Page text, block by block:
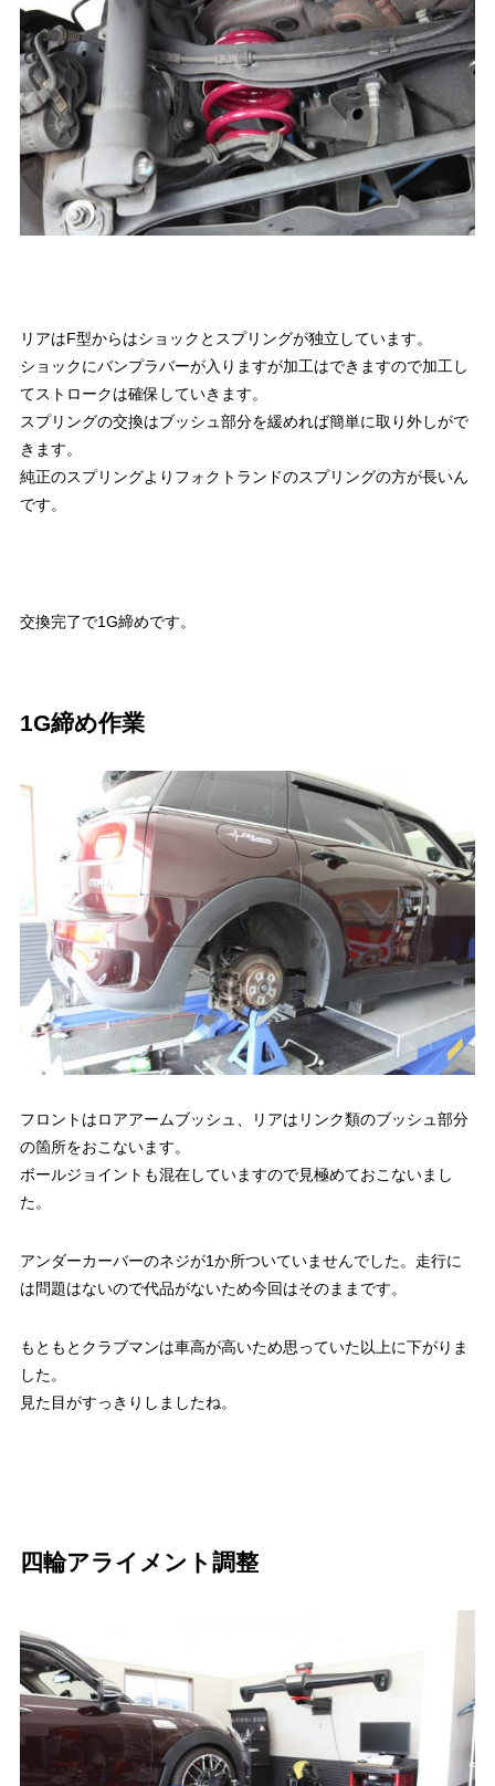
リアはF型からはショックとスプリングが独立しています。
ショックにバンプラバーが入りますが加工はできますので加工し
てストロークは確保していきます。
スプリングの交換はブッシュ部分を緩めれば簡単に取り外しがで
きます。
純正のスプリングよりフォクトランドのスプリングの方が長いん
です。
交換完了で1G締めです。
1G締め作業
フロントはロアアームブッシュ、リアはリンク類のブッシュ部分
の箇所をおこないます。
ボールジョイントも混在していますので見極めておこないまし
た。
アンダーカーバーのネジが1か所ついていませんでした。走行に
は問題はないので代品がないため今回はそのままです。
もともとクラブマンは車高が高いため思っていた以上に下がりま
した。
見た目がすっきりしましたね。
四輪アライメント調整